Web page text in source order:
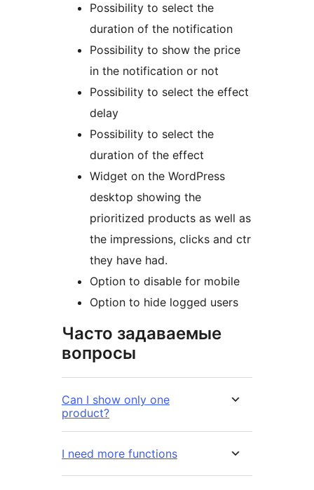
Possibility to select the
duration of the notification
Possibility to show the price
in the notification or not
Possibility to select the effect
delay
Possibility to select the
duration of the effect
Widget on the WordPress
desktop showing the
prioritized products as well as
the impressions, clicks and ctr
they have had.
Option to disable for mobile
Option to hide logged users
Часто задаваемые
вопросы
Can I show only one
product?
I need more functions